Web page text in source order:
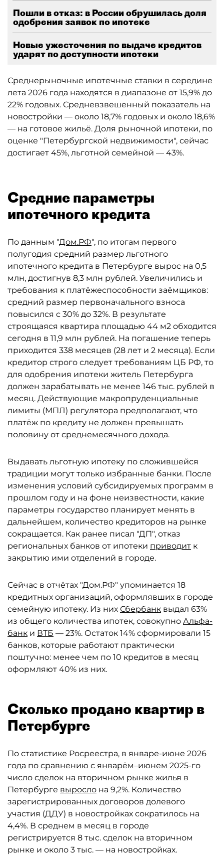
Пошли в отказ: в России обрушилась доля
одобрения заявок по ипотеке
Новые ужесточения по выдаче кредитов
ударят по доступности ипотеки
Среднерыночные ипотечные ставки в середине
лета 2026 года находятся в диапазоне от 15,9% до
22% годовых. Средневзвешенный показатель на
новостройки — около 18,7% годовых и около 18,6%
— на готовое жильё. Доля рыночной ипотеки, по
оценке "Петербургской недвижимости", сейчас
достигает 45%, льготной семейной — 43%.
Средние параметры
ипотечного кредита
По данным "Дом.РФ", по итогам первого
полугодия средний размер льготного
ипотечного кредита в Петербурге вырос на 0,5
млн, достигнув 8,3 млн рублей. Увеличились и
требования к платёжеспособности заёмщиков:
средний размер первоначального взноса
повысился с 30% до 32%. В результате
строящаяся квартира площадью 44 м2 обходится
сегодня в 11,9 млн рублей. На погашение теперь
приходится 338 месяцев (28 лет и 2 месяца). Если
кредитор строго следует требованиям ЦБ РФ, то
для одобрения ипотеки житель Петербурга
должен зарабатывать не менее 146 тыс. рублей в
месяц. Действующие макропруденциальные
лимиты (МПЛ) регулятора предполагают, что
платёж по кредиту не должен превышать
половину от среднемесячного дохода.
Выдавать льготную ипотеку по сложившейся
традиции могут только избранные банки. После
изменения условий субсидируемых программ в
прошлом году и на фоне неизвестности, какие
параметры государство планирует менять в
дальнейшем, количество кредиторов на рынке
сокращается. Как ранее писал "ДП", отказ
региональных банков от ипотеки приводит к
закрытию ими отделений в городе.
Сейчас в отчётах "Дом.РФ" упоминается 18
кредитных организаций, оформлявших в городе
семейную ипотеку. Из них Сбербанк выдал 63%
из общего количества ипотек, совокупно Альфа-
банк и ВТБ — 23%. Остаток 14% сформировали 15
банков, которые работают практически
поштучно: менее чем по 10 кредитов в месяц
оформляют 40% из них.
Сколько продано квартир в
Петербурге
По статистике Росреестра, в январе-июне 2026
года по сравнению с январём–июнем 2025-го
число сделок на вторичном рынке жилья в
Петербурге выросло на 9,2%. Количество
зарегистрированных договоров долевого
участия (ДДУ) в новостройках сократилось на
4,4%. В среднем в месяц в городе
регистрируется 8 тыс. сделок на вторичном
рынке и около 3 тыс. — на новостройках.